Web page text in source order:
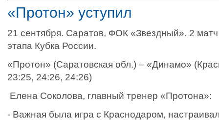
«Протон» уступил
21 сентября. Саратов, ФОК «Звездный». 2 матч
этапа Кубка России.
«Протон» (Саратовская обл.) – «Динамо»
23:25, 24:26, 24:26)
Елена Соколова, главный тренер «Протона»:
- Важная была игра с Краснодаром,